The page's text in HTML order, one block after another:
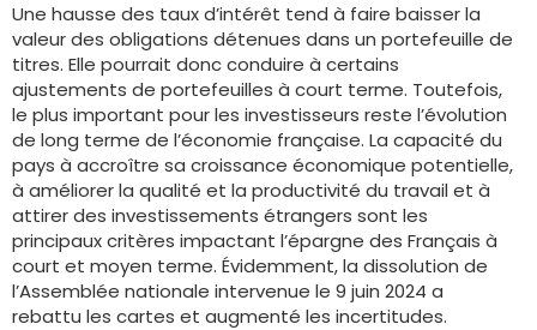
Une hausse des taux d’intérêt tend à faire baisser la
valeur des obligations détenues dans un portefeuille de
titres. Elle pourrait donc conduire à certains
ajustements de portefeuilles à court terme. Toutefois,
le plus important pour les investisseurs reste l’évolution
de long terme de l’économie française. La capacité du
pays à accroître sa croissance économique potentielle,
à améliorer la qualité et la productivité du travail et à
attirer des investissements étrangers sont les
principaux critères impactant l’épargne des Français à
court et moyen terme. Évidemment, la dissolution de
l’Assemblée nationale intervenue le 9 juin 2024 a
rebattu les cartes et augmenté les incertitudes.